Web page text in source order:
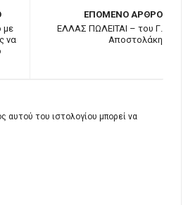
ΕΠΟΜΕΝΟ ΑΡΘΡΟ
ΕΛΛΑΣ ΠΩΛΕΙΤΑΙ – του Γ.
Αποστολάκη
με
να
αυτού του ιστολογίου μπορεί να